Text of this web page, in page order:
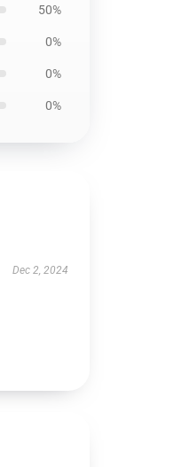
50%
0%
0%
0%
Dec 2, 2024